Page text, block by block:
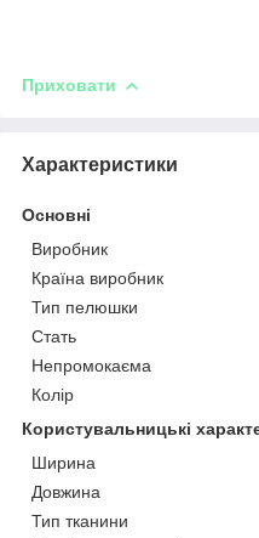
Приховати
Характеристики
Основні
Виробник
Країна виробник
Тип пелюшки
Стать
Непромокаєма
Колір
Користувальницькі
Ширина
Довжина
Тип тканини